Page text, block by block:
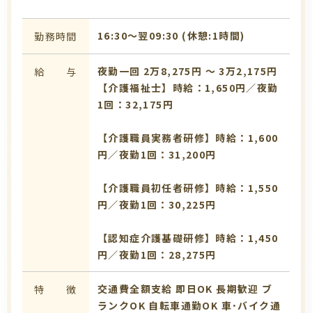
勤務時間 16:30〜翌09:30 (休憩:1時間)
給 与
夜勤一回 2万8,275円 〜 3万2,175円
【介護福祉士】時給：1,650円／夜勤
1回：32,175円
【介護職員実務者研修】時給：1,600
円／夜勤1回：31,200円
【介護職員初任者研修】時給：1,550
円／夜勤1回：30,225円
【認知症介護基礎研修】時給：1,450
円／夜勤1回：28,275円
特 徴 交通費全額支給 即日OK 長期歓迎 ブ
ランクOK 自転車通勤OK 車･バイク通